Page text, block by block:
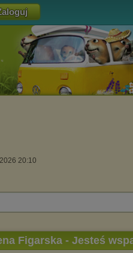
20:10
Figarska - Jesteś